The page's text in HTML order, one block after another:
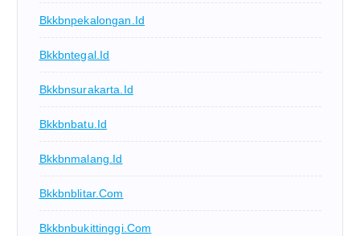
Bkkbnpekalongan.id
Bkkbntegal.id
Bkkbnsurakarta.id
Bkkbnbatu.id
Bkkbnmalang.id
Bkkbnblitar.com
Bkkbnbukittinggi.com